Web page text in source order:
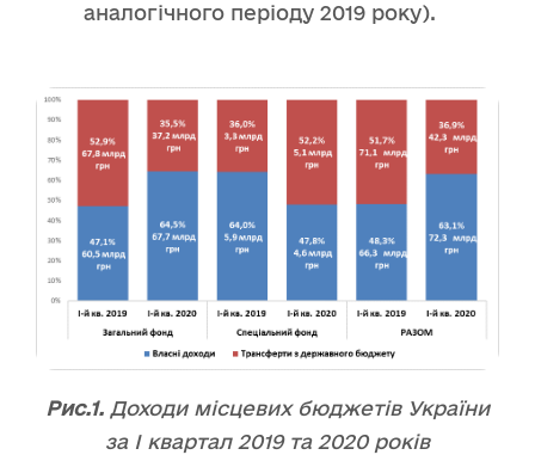
аналогічного періоду 2019 року).
Рис.1. Доходи місцевих бюджетів України
за І квартал 2019 та 2020 років